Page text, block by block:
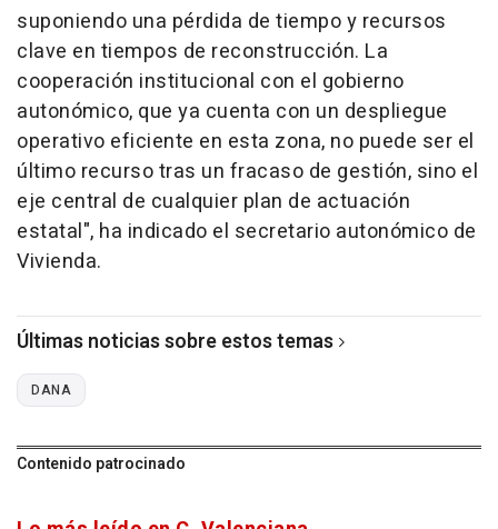
suponiendo una pérdida de tiempo y recursos
clave en tiempos de reconstrucción. La
cooperación institucional con el gobierno
autonómico, que ya cuenta con un despliegue
operativo eficiente en esta zona, no puede ser el
último recurso tras un fracaso de gestión, sino el
eje central de cualquier plan de actuación
estatal", ha indicado el secretario autonómico de
Vivienda.
Últimas noticias sobre estos temas
DANA
Contenido patrocinado